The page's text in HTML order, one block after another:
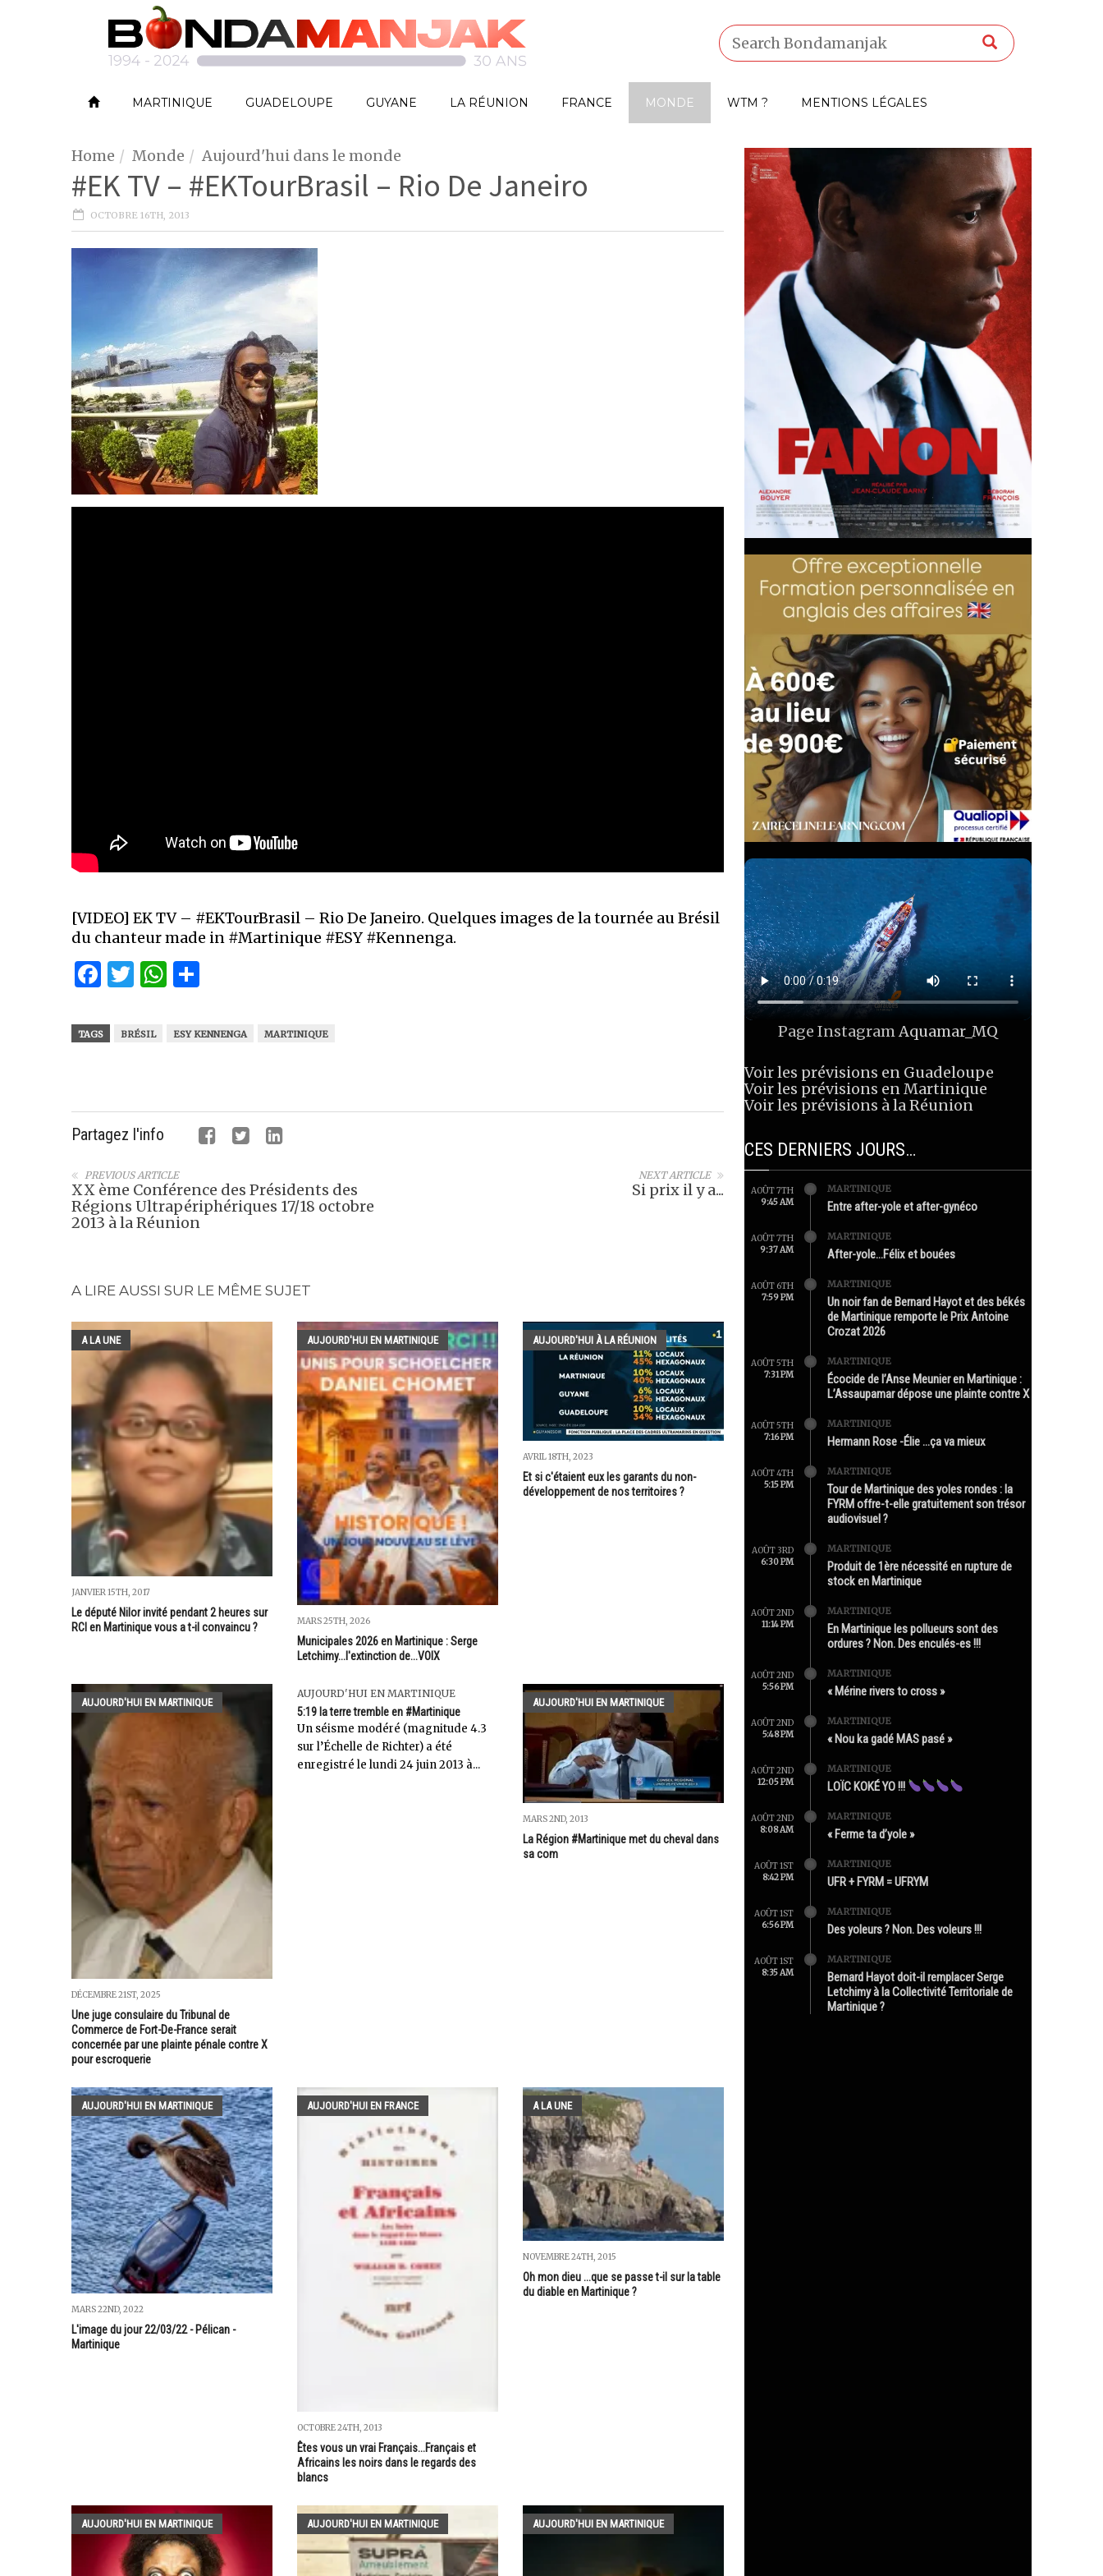
MARTINIQUE GUADELOUPE GUYANE LA RÉUNION FRANCE MONDE WTM ? MENTIONS LÉGALES
Home Monde Aujourd'hui dans le monde
#EK TV – #EKTourBrasil – Rio De Janeiro
OCTOBRE 16TH, 2013
[VIDEO] EK TV – #EKTourBrasil – Rio De Janeiro. Quelques images de la tournée au Brésil
du chanteur made in #Martinique #ESY #Kennenga.
Facebook
Twitter
WhatsApp
TAGS BRÉSIL ESY KENNENGA MARTINIQUE
Partagez l'info
NEXT ARTICLE
Si prix il y a...
PREVIOUS ARTICLE
XX ème Conférence des Présidents des
Régions Ultrapériphériques 17/18 octobre
2013 à la Réunion
A LIRE AUSSI SUR LE MÊME SUJET
A LA UNE
JANVIER 15TH, 2017
Le député Nilor invité pendant 2 heures sur
RCI en Martinique vous a t-il convaincu ?
AUJOURD'HUI EN MARTINIQUE
MARS 25TH, 2026
Municipales 2026 en Martinique : Serge
Letchimy...l'extinction de...VOIX
AUJOURD'HUI À LA RÉUNION
AVRIL 18TH, 2023
Et si c'étaient eux les garants du non-
développement de nos territoires ?
AUJOURD'HUI EN MARTINIQUE
DÉCEMBRE 21ST, 2025
Une juge consulaire du Tribunal de
Commerce de Fort-De-France serait
concernée par une plainte pénale contre X
pour escroquerie
AUJOURD'HUI EN MARTINIQUE
5:19 la terre tremble en #Martinique
Un séisme modéré (magnitude 4.3
sur l’Échelle de Richter) a été
enregistré le lundi 24 juin 2013 à...
AUJOURD'HUI EN MARTINIQUE
MARS 2ND, 2013
La Région #Martinique met du cheval dans
sa com
AUJOURD'HUI EN MARTINIQUE
MARS 22ND, 2022
L'image du jour 22/03/22 - Pélican -
Martinique
AUJOURD'HUI EN FRANCE
OCTOBRE 24TH, 2013
Êtes vous un vrai Français...Français et
Africains les noirs dans le regards des
blancs
A LA UNE
NOVEMBRE 24TH, 2015
Oh mon dieu ...que se passe t-il sur la table
du diable en Martinique ?
AUJOURD'HUI EN MARTINIQUE AUJOURD'HUI EN MARTINIQUE AUJOURD'HUI EN MARTINIQUE
Page InstagramAquamar_MQ
Voir les prévisions en Guadeloupe
Voir les prévisions en Martinique
Voir les prévisions à la Réunion
CES DERNIERS JOURS…
AOÛT 7TH
9:45 AM
MARTINIQUE
Entre after-yole et after-gynéco
AOÛT 7TH
9:37 AM
MARTINIQUE
After-yole…Félix et bouées
AOÛT 6TH
7:59 PM
MARTINIQUE
Un noir fan de Bernard Hayot et des békés
de Martinique remporte le Prix Antoine
Crozat 2026
AOÛT 5TH
7:31 PM
MARTINIQUE
Écocide de l’Anse Meunier en Martinique :
L’Assaupamar dépose une plainte contre X
AOÛT 5TH
7:16 PM
MARTINIQUE
Hermann Rose -Élie …ça va mieux
AOÛT 4TH
5:15 PM
MARTINIQUE
Tour de Martinique des yoles rondes : la
FYRM offre-t-elle gratuitement son trésor
audiovisuel ?
AOÛT 3RD
6:30 PM
MARTINIQUE
Produit de 1ère nécessité en rupture de
stock en Martinique
AOÛT 2ND
11:14 PM
MARTINIQUE
En Martinique les pollueurs sont des
ordures ? Non. Des enculés-es !!!
AOÛT 2ND
5:56 PM
MARTINIQUE
« Mérine rivers to cross »
AOÛT 2ND
5:48 PM
MARTINIQUE
« Nou ka gadé MAS pasé »
AOÛT 2ND
12:05 PM
MARTINIQUE
LOÏC KOKÉ YO !!!
AOÛT 2ND
8:08 AM
MARTINIQUE
« Ferme ta d’yole »
AOÛT 1ST
8:42 PM
MARTINIQUE
UFR + FYRM = UFRYM
AOÛT 1ST
6:56 PM
MARTINIQUE
Des yoleurs ? Non. Des voleurs !!!
AOÛT 1ST
8:35 AM
MARTINIQUE
Bernard Hayot doit-il remplacer Serge
Letchimy à la Collectivité Territoriale de
Martinique ?